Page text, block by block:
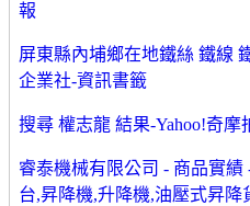
報
屏東縣內埔鄉在地鐵絲 鐵線
企業社-資訊書籤
搜尋 權志龍 結果-Yahoo!奇摩
睿泰機械有限公司 - 商品實
台,昇降機,升降機,油壓式昇降